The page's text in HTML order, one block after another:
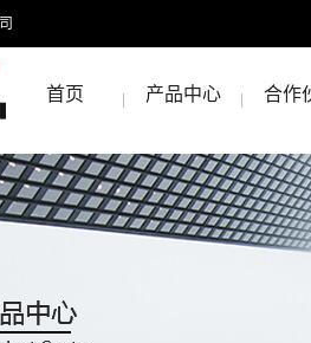
首页 产品中心 合作